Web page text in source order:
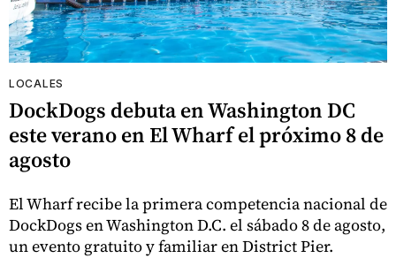
LOCALES
DockDogs debuta en Washington DC
este verano en El Wharf el próximo 8 de
agosto
El Wharf recibe la primera competencia nacional de
DockDogs en Washington D.C. el sábado 8 de agosto,
un evento gratuito y familiar en District Pier.